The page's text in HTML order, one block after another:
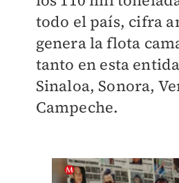
todo el país, cifra
genera la flota
tanto en esta
Sinaloa, Sonora,
Campeche.